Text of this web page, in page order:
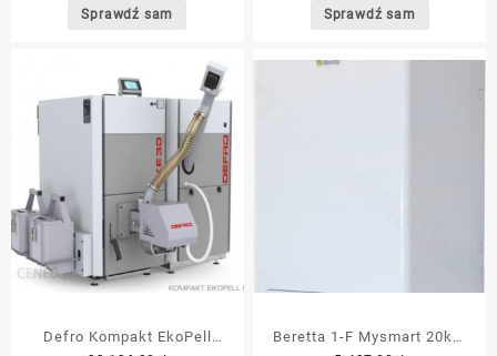
Sprawdź sam
regulator systemowy SRC
0010038115
Sprawdź sam
Defro Kompakt EkoPell
Beretta 1-F Mysmart 20kW